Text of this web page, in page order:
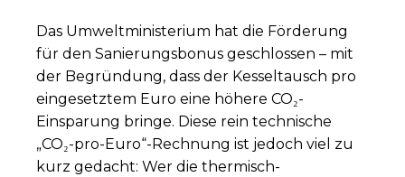
Das Umweltministerium hat die Förderung
für den Sanierungsbonus geschlossen – mit
der Begründung, dass der Kesseltausch pro
eingesetztem Euro eine höhere CO₂-
Einsparung bringe. Diese rein technische
„CO₂-pro-Euro“-Rechnung ist jedoch viel zu
kurz gedacht: Wer die thermisch-